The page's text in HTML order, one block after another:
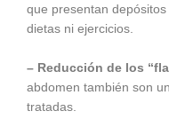
que presentan
dietas ni ejercicios.
– Reducción de los
abdomen también son
tratadas.